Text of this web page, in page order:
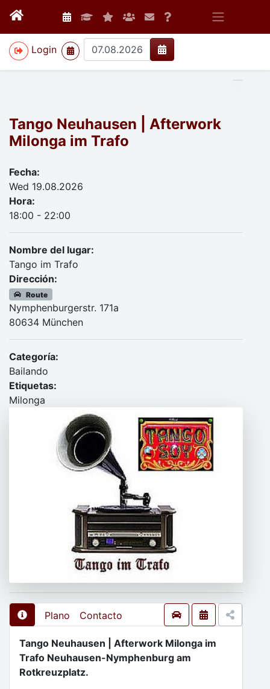
Login
>
Tango Neuhausen | Afterwork
Milonga im Trafo
Fecha:
Wed 19.08.2026
Hora:
18:00 - 22:00
Nombre del lugar:
Tango im Trafo
Dirección:
Route
Nymphenburgerstr. 171a
80634 München
Categoría:
Bailando
Etiquetas:
Milonga
Plano Contacto
Tango Neuhausen | Afterwork Milonga im
Trafo Neuhausen-Nymphenburg am
Rotkreuzplatz.